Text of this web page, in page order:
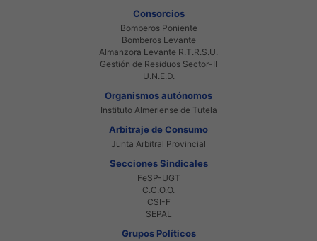
Consorcios
Bomberos Poniente
Bomberos Levante
Almanzora Levante R.T.R.S.U.
Gestión de Residuos Sector-II
U.N.E.D.
Organismos autónomos
Instituto Almeriense de Tutela
Arbitraje de Consumo
Junta Arbitral Provincial
Secciones Sindicales
FeSP-UGT
C.C.O.O.
CSI-F
SEPAL
Grupos Políticos